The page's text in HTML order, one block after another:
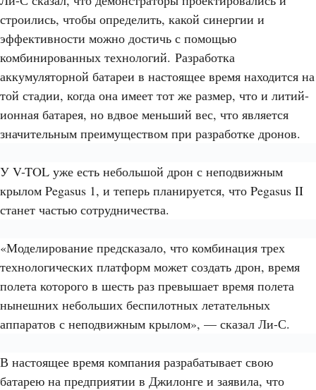
строились, чтобы определить, какой синергии и
эффективности можно достичь с помощью
комбинированных технологий. Разработка
аккумуляторной батареи в настоящее время находится на
той стадии, когда она имеет тот же размер, что и литий-
ионная батарея, но вдвое меньший вес, что является
значительным преимуществом при разработке дронов.
У V-TOL уже есть небольшой дрон с неподвижным
крылом Pegasus 1, и теперь планируется, что Pegasus II
станет частью сотрудничества.
«Моделирование предсказало, что комбинация трех
технологических платформ может создать дрон, время
полета которого в шесть раз превышает время полета
нынешних небольших беспилотных летательных
аппаратов с неподвижным крылом», — сказал Ли-С.
В настоящее время компания разрабатывает свою
батарею на предприятии в Джилонге и заявила, что